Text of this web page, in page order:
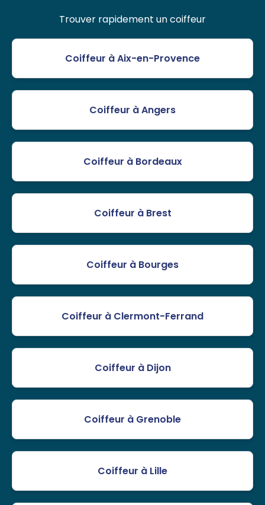
Trouver rapidement un coiffeur
Coiffeur à Aix-en-Provence
Coiffeur à Angers
Coiffeur à Bordeaux
Coiffeur à Brest
Coiffeur à Bourges
Coiffeur à Clermont-Ferrand
Coiffeur à Dijon
Coiffeur à Grenoble
Coiffeur à Lille